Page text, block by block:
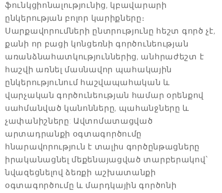
ֆունկցիոնալությունից, կբավարարի
ընկերության բոլոր կարիքները։
Սարքավորումների ընտրությունը հեշտ գործ չէ,
քանի որ բացի կոնցեռնի գործունեության
առանձնահատկություններից, անհրաժեշտ է
հաշվի առնել մասնավոր պահակային
ընկերությունում հաշվապահական և
վարչական գործունեության համար օրենքով
սահմանված կանոնները, պահանջները և
չափանիշները: Ավտոմատացված
արտադրանքի օգտագործումը
հնարավորություն է տալիս գործընթացները
իրականացնել մեքենայացված տարբերակով՝
նվազեցնելով ձեռքի աշխատանքի
օգտագործումը և մարդկային գործոնի